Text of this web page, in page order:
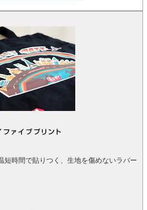
短時間で貼りつく、生地を傷めないラバー